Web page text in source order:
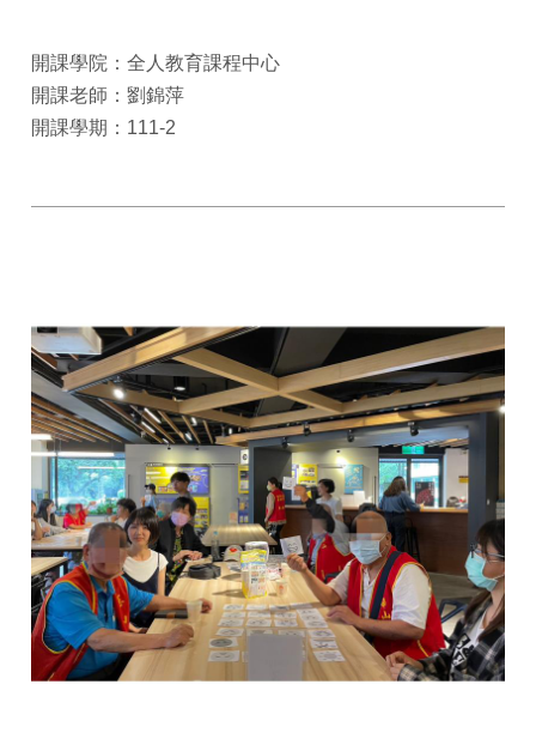
開課學院：全人教育課程中心
開課老師：劉錦萍
開課學期：111-2